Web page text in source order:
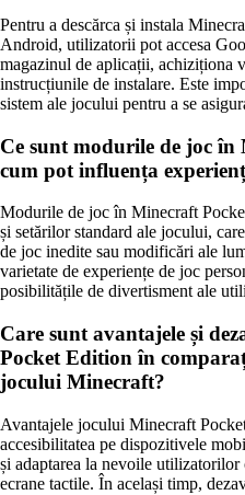
Pentru a descărca și instala
Android, utilizatorii pot accesa
magazinul de aplicații, achiziționa
instrucțiunile de instalare. Este
sistem ale jocului pentru a se
Ce sunt modurile de joc
cum pot influența
Modurile de joc în Minecraft
și setărilor standard ale jocului,
de joc inedite sau modificări ale
varietate de experiențe de joc
posibilitățile de divertisment ale
Care sunt avantajele și
Pocket Edition în
jocului Minecraft?
Avantajele jocului Minecraft
accesibilitatea pe dispozitivele
și adaptarea la nevoile utilizatorilor
ecrane tactile. În același timp,